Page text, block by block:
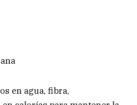
en agua, fibra,